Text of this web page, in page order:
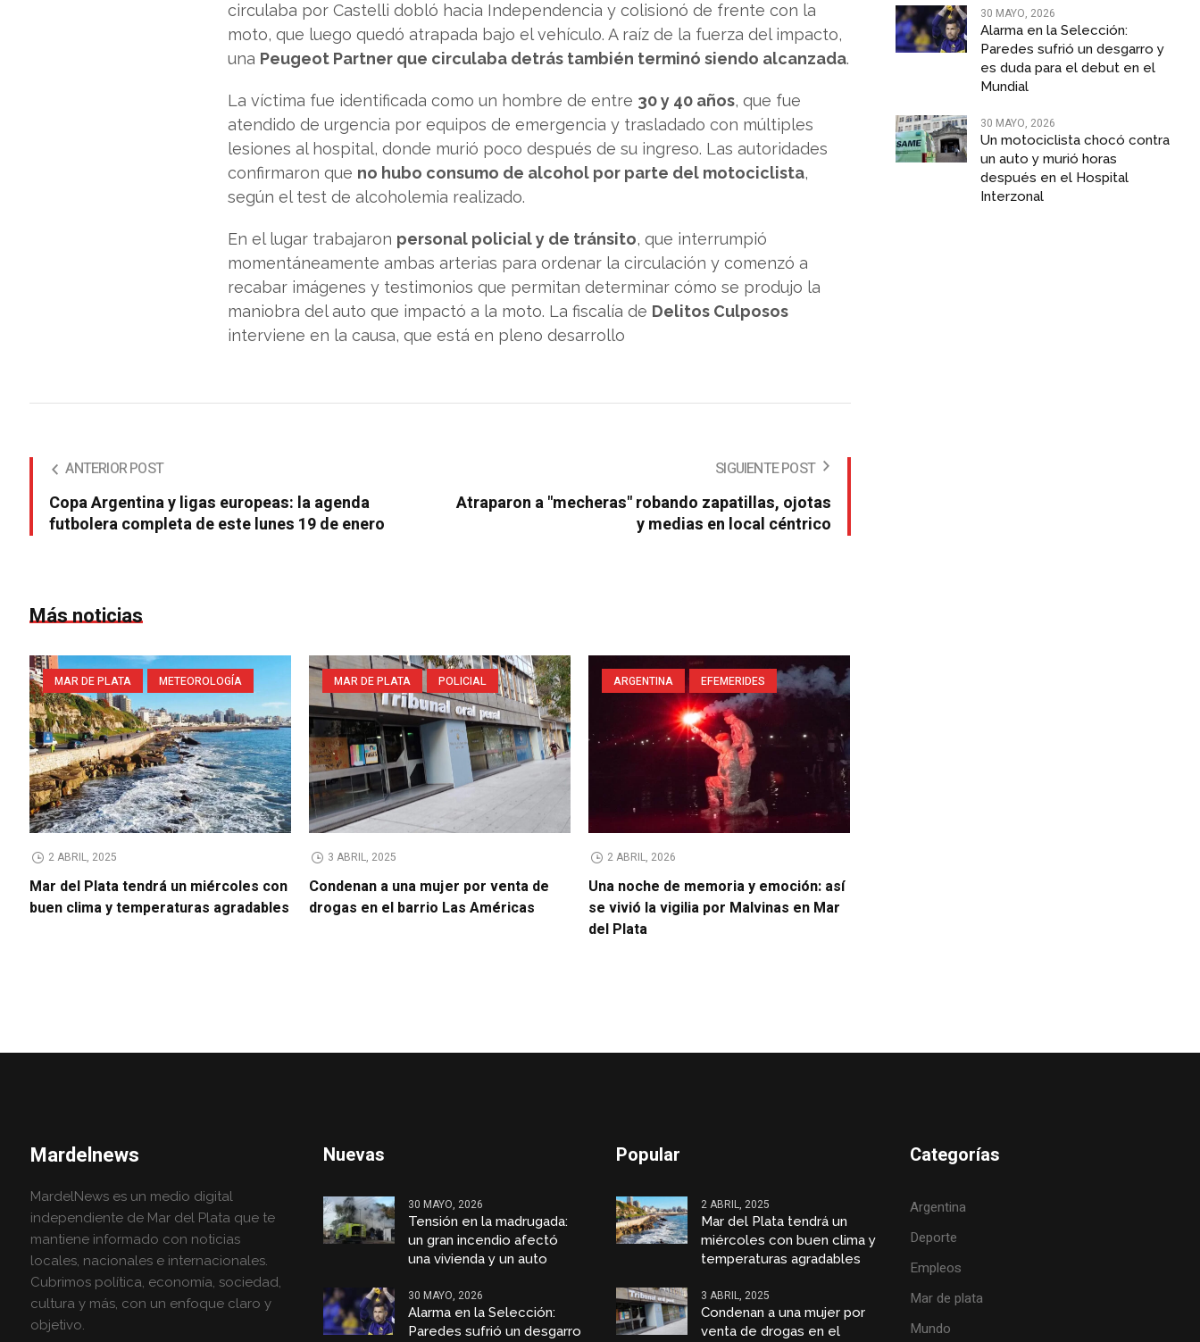
circulaba por Castelli dobló hacia Independencia y colisionó de frente con la
moto, que luego quedó atrapada bajo el vehículo. A raíz de la fuerza del impacto,
una Peugeot Partner que circulaba detrás también terminó siendo alcanzada.
La víctima fue identificada como un hombre de entre 30 y 40 años, que fue
atendido de urgencia por equipos de emergencia y trasladado con múltiples
lesiones al hospital, donde murió poco después de su ingreso. Las autoridades
confirmaron que no hubo consumo de alcohol por parte del motociclista,
según el test de alcoholemia realizado.
En el lugar trabajaron personal policial y de tránsito, que interrumpió
momentáneamente ambas arterias para ordenar la circulación y comenzó a
recabar imágenes y testimonios que permitan determinar cómo se produjo la
maniobra del auto que impactó a la moto. La fiscalía de Delitos Culposos
interviene en la causa, que está en pleno desarrollo
ANTERIOR POST
Copa Argentina y ligas europeas: la agenda
futbolera completa de este lunes 19 de enero
SIGUIENTE POST
Atraparon a "mecheras" robando zapatillas, ojotas
y medias en local céntrico
Más noticias
MAR DE PLATA METEOROLOGÍA
2 ABRIL, 2025
Mar del Plata tendrá un miércoles con
buen clima y temperaturas agradables
MAR DE PLATA POLICIAL
3 ABRIL, 2025
Condenan a una mujer por venta de
drogas en el barrio Las Américas
ARGENTINA EFEMERIDES
2 ABRIL, 2026
Una noche de memoria y emoción: así
se vivió la vigilia por Malvinas en Mar
del Plata
30 MAYO, 2026
Alarma en la Selección:
Paredes sufrió un desgarro y
es duda para el debut en el
Mundial
30 MAYO, 2026
Un motociclista chocó contra
un auto y murió horas
después en el Hospital
Interzonal
Mardelnews
MardelNews es un medio digital
independiente de Mar del Plata que te
mantiene informado con noticias
locales, nacionales e internacionales.
Cubrimos política, economía, sociedad,
cultura y más, con un enfoque claro y
objetivo.
Nuevas
30 MAYO, 2026
Tensión en la madrugada:
un gran incendio afectó
una vivienda y un auto
30 MAYO, 2026
Alarma en la Selección:
Paredes sufrió un desgarro
Popular
2 ABRIL, 2025
Mar del Plata tendrá un
miércoles con buen clima y
temperaturas agradables
3 ABRIL, 2025
Condenan a una mujer por
venta de drogas en el
Categorías
Argentina
Deporte
Empleos
Mar de plata
Mundo